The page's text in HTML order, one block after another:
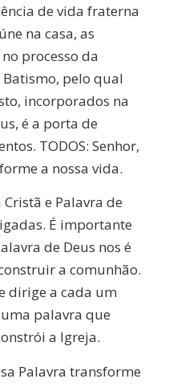
de vida fraterna
na casa, as
processo da
pelo qual
incorporados na
é a porta de
TODOS: Senhor,
a nossa vida.
Cristã e Palavra de
É importante
de Deus nos é
a comunhão.
dirige a cada um
palavra que
a Igreja.
Palavra transforme